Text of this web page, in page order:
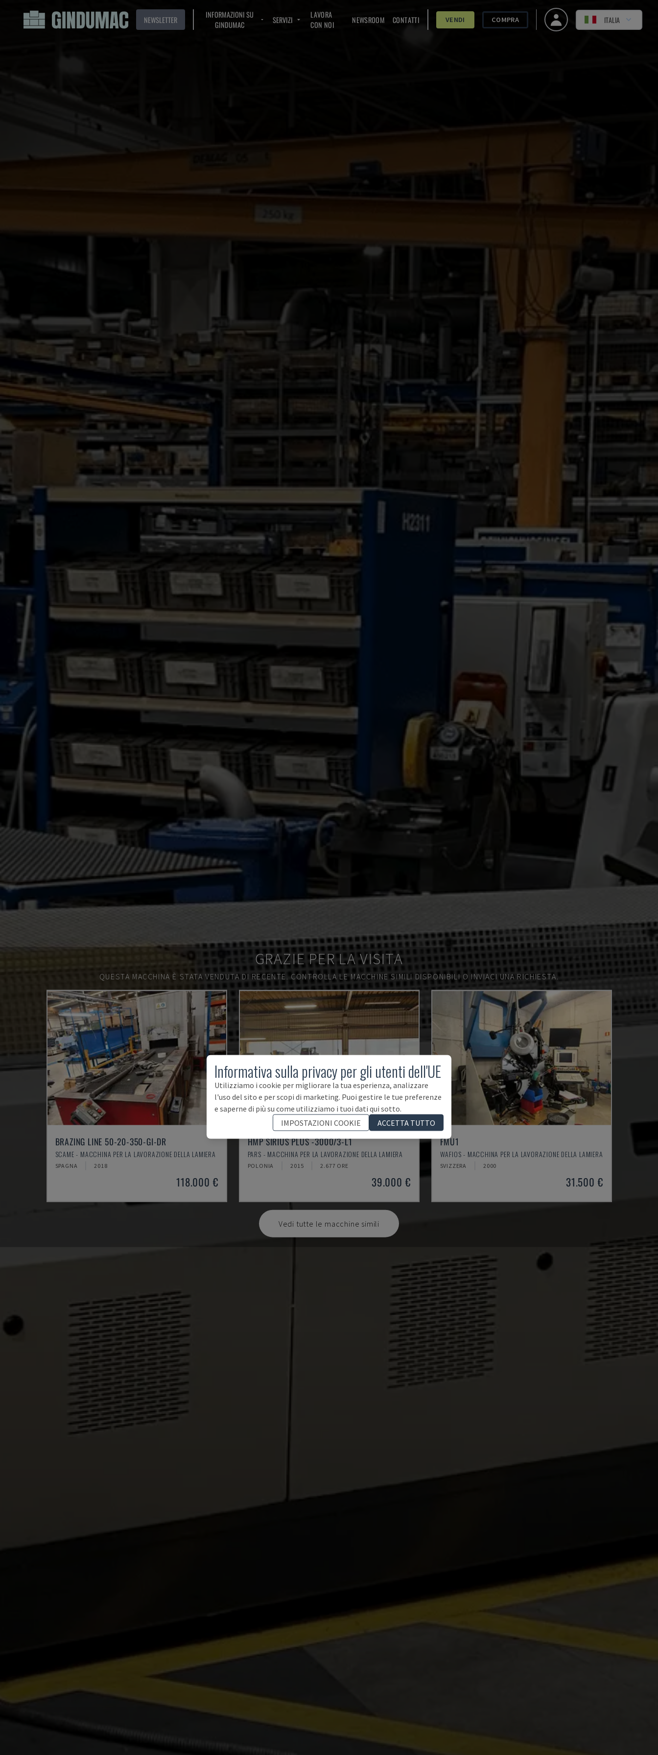
NEWSLETTER
INFORMAZIONI SU
GINDUMAC
SERVIZI
LAVORA
CON NOI
NEWSROOM CONTATTI VENDI COMPRA ITALIA
GRAZIE PER LA VISITA
QUESTA MACCHINA È STATA VENDUTA DI RECENTE. CONTROLLA LE MACCHINE SIMILI DISPONIBILI O INVIACI UNA RICHIESTA.
BRAZING LINE 50-20-350-GI-DR
SCAME - MACCHINA PER LA LAVORAZIONE DELLA LAMIERA
SPAGNA 2018
118.000 €
HMP SIRIUS PLUS -3000/3-L1
PARS - MACCHINA PER LA LAVORAZIONE DELLA LAMIERA
POLONIA 2015 2.677 ORE
39.000 €
FMU1
WAFIOS - MACCHINA PER LA LAVORAZIONE DELLA LAMIERA
SVIZZERA 2000
31.500 €
Vedi tutte le macchine simili
Informativa sulla privacy per gli utenti dell'UE
Utilizziamo i cookie per migliorare la tua esperienza, analizzare
l'uso del sito e per scopi di marketing. Puoi gestire le tue preferenze
e saperne di più su come utilizziamo i tuoi dati qui sotto.
IMPOSTAZIONI COOKIE
ACCETTA TUTTO